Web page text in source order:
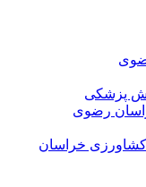
پزشکی
رضوی
کشاورزی خراسان